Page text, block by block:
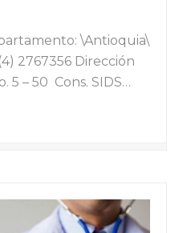
\Antioquia\
2767356 Dirección
5 – 50 Cons. SIDS…